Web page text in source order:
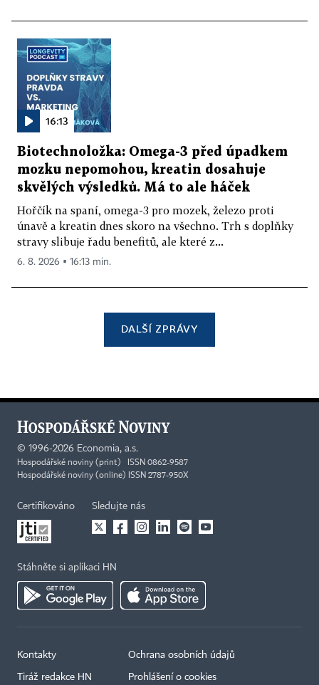
16:13
Biotechnoložka: Omega-3 před úpadkem
mozku nepomohou, kreatin dosahuje
skvělých výsledků. Má to ale háček
Hořčík na spaní, omega-3 pro mozek, železo proti
únavě a kreatin dnes skoro na všechno. Trh s doplňky
stravy slibuje řadu benefitů, ale které z...
6. 8. 2026 ▪ 16:13 min.
DALŠÍ ZPRÁVY
© 1996-2026 Economia, a.s.
Hospodářské noviny (print) ISSN 0862-9587
Hospodářské noviny (online) ISSN 2787-950X
Certifikováno Sledujte nás
Stáhněte si aplikaci HN
Kontakty
Tiráž redakce HN
Ochrana osobních údajů
Prohlášení o cookies